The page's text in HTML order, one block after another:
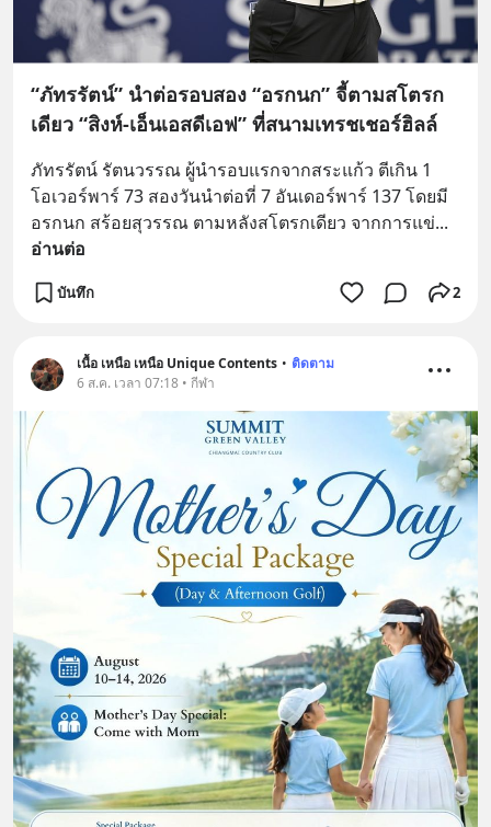
“ภัทรรัตน์” นำต่อรอบสอง “อรกนก” จี้ตามสโตรก
เดียว “สิงห์-เอ็นเอสดีเอฟ” ที่สนามเทรชเชอร์ฮิลล์
ภัทรรัตน์ รัตนวรรณ ผู้นำรอบแรกจากสระแก้ว ตีเกิน 1
โอเวอร์พาร์ 73 สองวันนำต่อที่ 7 อันเดอร์พาร์ 137 โดยมี
อรกนก สร้อยสุวรรณ ตามหลังสโตรกเดียว จากการแข่
อ่านต่อ
บันทึก 2
เนื้อ เหนือ เหนือ Unique Contents • ติดตาม
6 ส.ค. เวลา 07:18 • กีฬา